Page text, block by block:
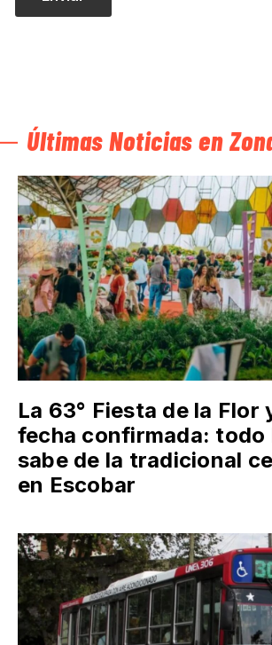
Últimas Noticias en
La 63° Fiesta de la Flor
fecha confirmada: todo
sabe de la tradicional
en Escobar